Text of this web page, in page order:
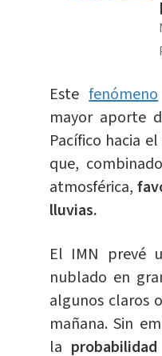
Estefenómeno
mayor aporte
Pacífico hacia
que,
atmosférica,
lluvias.
El IMN prevé
nublado en
algunos claros
mañana. Sin
la